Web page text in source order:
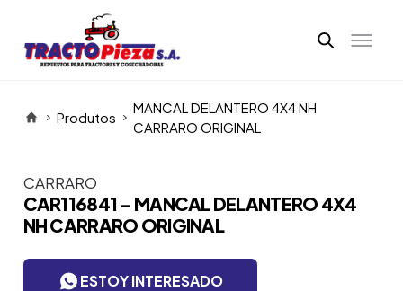
Produtos
MANCAL DELANTERO 4X4 NH
CARRARO ORIGINAL
Itens da Galeria
CARRARO
CAR116841 - MANCAL DELANTERO 4X4
NH CARRARO ORIGINAL
ESTOY INTERESADO